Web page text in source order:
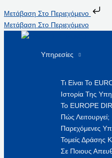
Μετάβαση Στο Περιεχόμενο
Μετάβαση Στο Περιεχόμενο
Υπηρεσίες
Τι Είναι Το
Ιστορία Της
Το EUROPE
Πώς Λειτουργεί;
Παρεχόμενες
Τομείς Δράσης
Σε Ποιους